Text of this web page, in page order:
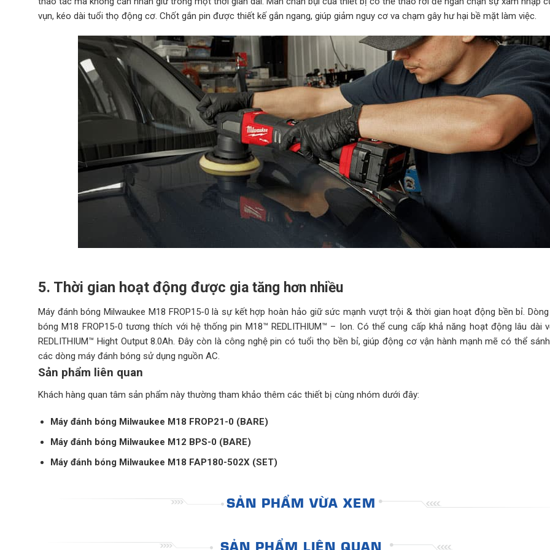
vụn, kéo dài tuổi thọ động cơ. Chốt gắn pin được thiết kế gắn ngang, giúp giảm nguy cơ va chạm gây hư hại bề mặt làm việc.
5. Thời gian hoạt động được gia tăng hơn nhiều
Máy đánh bóng Milwaukee M18 FROP15-0 là sự kết hợp hoàn hảo giữ sức mạnh vượt trội & thời gian hoạt động bền bỉ.
bóng M18 FROP15-0 tương thích với hệ thống pin M18™ REDLITHIUM™ – Ion. Có thể cung cấp khả năng hoạt động lâu dài
REDLITHIUM™ Hight Output 8.0Ah. Đây còn là công nghệ pin có tuổi thọ bền bỉ, giúp động cơ vận hành mạnh mẽ có thể
các dòng máy đánh bóng sử dụng nguồn AC.
Sản phẩm liên quan
Khách hàng quan tâm sản phẩm này thường tham khảo thêm các thiết bị cùng nhóm dưới đây:
Máy đánh bóng Milwaukee M18 FROP21-0 (BARE)
Máy đánh bóng Milwaukee M12 BPS-0 (BARE)
Máy đánh bóng Milwaukee M18 FAP180-502X (SET)
SẢN PHẨM VỪA XEM
SẢN PHẨM LIÊN QUAN